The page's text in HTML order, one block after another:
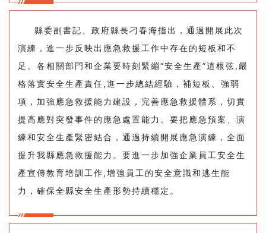
縣委副書記、政府縣長刁春海指出，通過開展此次
演練，進一步反映出應急救援工作中存在的短板和不
足。各相關部門和企業要時刻緊繃“安全生產”這根弦,嚴
格落實安全生產責任,進一步總結經驗，補短板、強弱
項，加強應急救援能力建設，完善應急救援體系，切實
提高應對突發事件的應急處置能力。要把應急預案、演
練和安全生產緊密結合，通過持續開展應急演練，全面
提升我縣應急救援能力。要進一步加強企業員工安全生
產宣傳教育培訓工作,增強員工的安全意識和逃生能
力，確保全縣安全生產形勢持續穩定。